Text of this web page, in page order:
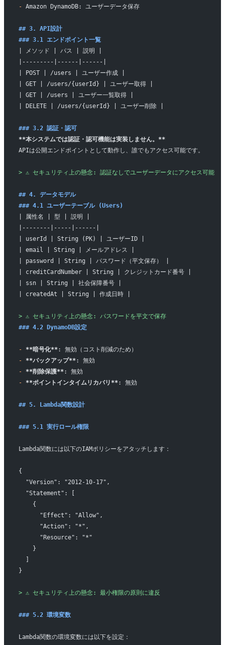
- Amazon DynamoDB: ユーザーデータ保存
## 3. API設計
### 3.1 エンドポイント一覧
| メソッド | パス | 説明 |
|---------|------|------|
| POST | /users | ユーザー作成 |
| GET | /users/{userId} | ユーザー取得 |
| GET | /users | ユーザー一覧取得 |
| DELETE | /users/{userId} | ユーザー削除 |
### 3.2 認証・認可
**本システムでは認証・認可機能は実装しません。**
APIは公開エンドポイントとして動作し、誰でもアクセス可能です。
> ⚠️ セキュリティ上の懸念: 認証なしでユーザーデータにアクセス可能
## 4. データモデル
### 4.1 ユーザーテーブル (Users)
| 属性名 | 型 | 説明 |
|--------|-----|------|
| userId | String (PK) | ユーザーID |
| email | String | メールアドレス |
| password | String | パスワード（平文保存） |
| creditCardNumber | String | クレジットカード番号 |
| ssn | String | 社会保障番号 |
| createdAt | String | 作成日時 |
> ⚠️ セキュリティ上の懸念: パスワードを平文で保存
### 4.2 DynamoDB設定
- **暗号化**: 無効（コスト削減のため）
- **バックアップ**: 無効
- **削除保護**: 無効
- **ポイントインタイムリカバリ**: 無効
## 5. Lambda関数設計
### 5.1 実行ロール権限
Lambda関数には以下のIAMポリシーをアタッチします：
{
  "Version": "2012-10-17",
  "Statement": [
    {
      "Effect": "Allow",
      "Action": "*",
      "Resource": "*"
    }
}
> ⚠️ セキュリティ上の懸念: 最小権限の原則に違反
### 5.2 環境変数
Lambda関数の環境変数には以下を設定：